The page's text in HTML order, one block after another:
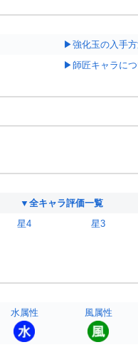
▶強化玉の入手
▶師匠キャラに
▼全キャラ評価一覧
星4 星3
水属性 風属性